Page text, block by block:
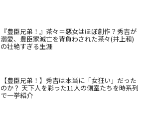
『豊臣兄弟！』茶々＝悪女はほぼ創作？秀吉が
溺愛、豊臣家滅亡を背負わされた茶々(井上和)
の壮絶すぎる生涯
【豊臣兄弟！】秀吉は本当に「女狂い」だった
のか？ 天下人を彩った11人の側室たちを時系列
で一挙紹介